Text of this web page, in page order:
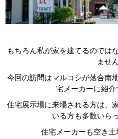
もちろん私が家を建てるのでは
ませ
今回の訪問はマルコシが落合南
宅メーカーに紹介
住宅展示場に来場される方は、
いる方も多数いら
住宅メーカーも空き土